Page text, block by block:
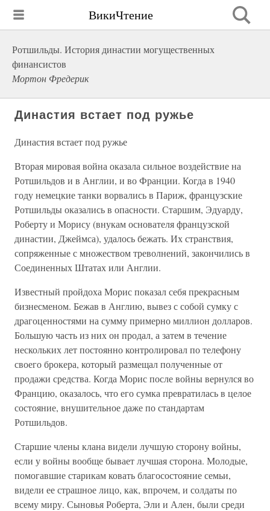
ВикиЧтение
Ротшильды. История династии могущественных
финансистов
Мортон Фредерик
Династия встает под ружье
Династия встает под ружье
Вторая мировая война оказала сильное воздействие на
Ротшильдов и в Англии, и во Франции. Когда в 1940
году немецкие танки ворвались в Париж, французские
Ротшильды оказались в опасности. Старшим, Эдуарду,
Роберту и Морису (внукам основателя французской
династии, Джеймса), удалось бежать. Их странствия,
сопряженные с множеством треволнений, закончились в
Соединенных Штатах или Англии.
Известный пройдоха Морис показал себя прекрасным
бизнесменом. Бежав в Англию, вывез с собой сумку с
драгоценностями на сумму примерно миллион долларов.
Большую часть из них он продал, а затем в течение
нескольких лет постоянно контролировал по телефону
своего брокера, который размещал полученные от
продажи средства. Когда Морис после войны вернулся во
Францию, оказалось, что его сумка превратилась в целое
состояние, внушительное даже по стандартам
Ротшильдов.
Старшие члены клана видели лучшую сторону войны,
если у войны вообще бывает лучшая сторона. Молодые,
помогавшие старикам ковать благосостояние семьи,
видели ее страшное лицо, как, впрочем, и солдаты по
всему миру. Сыновья Роберта, Эли и Ален, были среди